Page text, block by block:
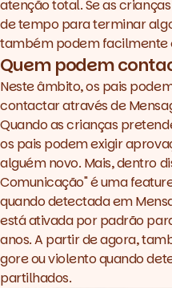
atenção total. Se as
de tempo para terminar
também podem facilmente
Quem podem
Neste âmbito, os pais
contactar através de
Quando as crianças
os pais podem exigir
alguém novo. Mais, dentro
Comunicação" é uma
quando detectada em
está ativada por padrão
anos. A partir de agora,
goreou violento quando
partilhados.